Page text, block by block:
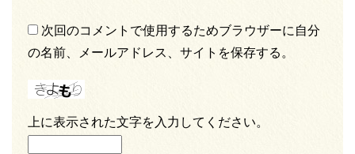
次回のコメントで使用するためブラウザーに自分
の名前、メールアドレス、サイトを保存する。
上に表示された文字を入力してください。